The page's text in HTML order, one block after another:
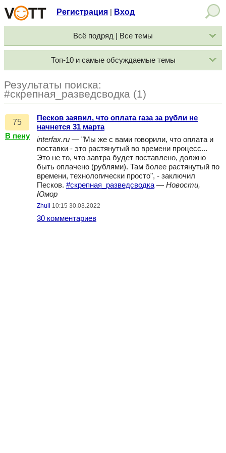
Регистрация Вход
Всё подряд | Все темы
Топ-10 и самые обсуждаемые темы
Результаты поиска:
#скрепная_разведсводка (1)
75
В пену
Песков заявил, что оплата газа за рубли не
начнется 31 марта
interfax.ru — "Мы же с вами говорили, что оплата и
поставки - это растянутый во времени процесс...
Это не то, что завтра будет поставлено, должно
быть оплачено (рублями). Там более растянутый по
времени, технологически просто", - заключил
Песков. #скрепная_разведсводка — Новости,
Юмор
Zhuli 10:15 30.03.2022
30 комментариев